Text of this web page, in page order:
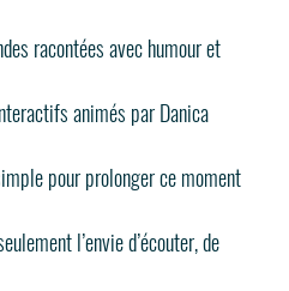
racontées avec humour et
animés par Danica
pour prolonger ce moment
l’envie d’écouter, de